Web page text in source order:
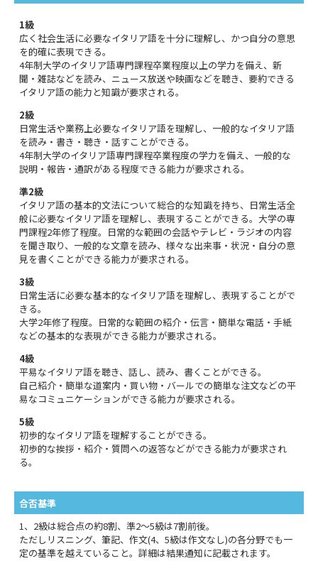
1級
広く社会生活に必要なイタリア語を十分に理解し、かつ自分の意思
を的確に表現できる。
4年制大学のイタリア語専門課程卒業程度以上の学力を備え、新
聞・雑誌などを読み、ニュース放送や映画などを聴き、要約できる
イタリア語の能力と知識が要求される。
2級
日常生活や業務上必要なイタリア語を理解し、一般的なイタリア語
を読み・書き・聴き・話すことができる。
4年制大学のイタリア語専門課程卒業程度の学力を備え、一般的な
説明・報告・通訳がある程度できる能力が要求される。
準2級
イタリア語の基本的文法について総合的な知識を持ち、日常生活全
般に必要なイタリア語を理解し、表現することができる。大学の専
門課程2年修了程度。日常的な範囲の会話やテレビ・ラジオの内容
を聞き取り、一般的な文章を読み、様々な出来事・状況・自分の意
見を書くことができる能力が要求される。
3級
日常生活に必要な基本的なイタリア語を理解し、表現することがで
きる。
大学2年修了程度。日常的な範囲の紹介・伝言・簡単な電話・手紙
などの基本的な表現ができる能力が要求される。
4級
平易なイタリア語を聴き、話し、読み、書くことができる。
自己紹介・簡単な道案内・買い物・バールでの簡単な注文などの平
易なコミュニケーションができる能力が要求される。
5級
初歩的なイタリア語を理解することができる。
初歩的な挨拶・紹介・質問への返答などができる能力が要求され
る。
合否基準
1、2級は総合点の約8割、準2～5級は7割前後。
ただしリスニング、筆記、作文(4、5級は作文なし)の各分野でも一
定の基準を越えていること。詳細は結果通知に記載されます。